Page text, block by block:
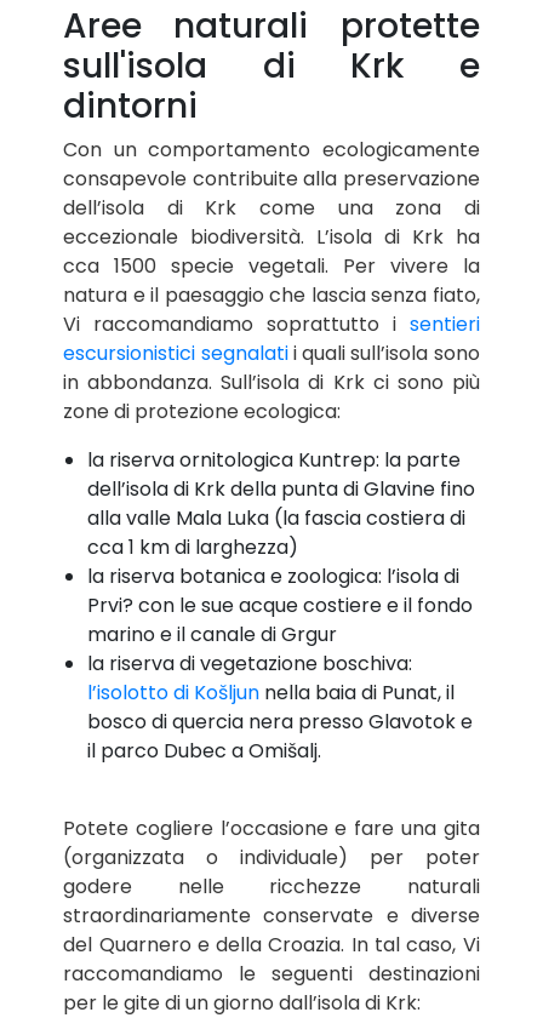
Aree naturali protette
sull'isola di Krk e
dintorni
Con un comportamento ecologicamente
consapevole contribuite alla preservazione
dell’isola di Krk come una zona di
eccezionale biodiversità. L’isola di Krk ha
cca 1500 specie vegetali. Per vivere la
natura e il paesaggio che lascia senza fiato,
Vi raccomandiamo soprattutto i sentieri
escursionistici segnalatii quali sull’isola sono
in abbondanza. Sull’isola di Krk ci sono più
zone di protezione ecologica:
la riserva ornitologica Kuntrep: la parte
dell’isola di Krk della punta di Glavine fino
alla valle Mala Luka (la fascia costiera di
cca 1 km di larghezza)
la riserva botanica e zoologica: l’isola di
Prvi? con le sue acque costiere e il fondo
marino e il canale di Grgur
la riserva di vegetazione boschiva:
l’isolotto di Košljun nella baia di Punat, il
bosco di quercia nera presso Glavotok e
il parco Dubec a Omišalj.
Potete cogliere l’occasione e fare una gita
(organizzata o individuale) per poter
godere nelle ricchezze naturali
straordinariamente conservate e diverse
del Quarnero e della Croazia. In tal caso, Vi
raccomandiamo le seguenti destinazioni
per le gite di un giorno dall’isola di Krk: